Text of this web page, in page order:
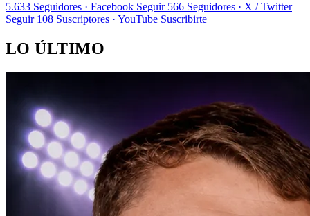
5.633 Seguidores · Facebook Seguir 566 Seguidores · X / Twitter
Seguir 108 Suscriptores · YouTube Suscribirte
LO ÚLTIMO